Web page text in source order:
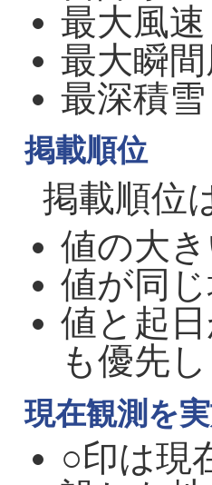
最大風速
最大瞬
最深積
掲載順位
掲載順位
値の大
値が同
値と起
も優先し
現在観測を
○印は現